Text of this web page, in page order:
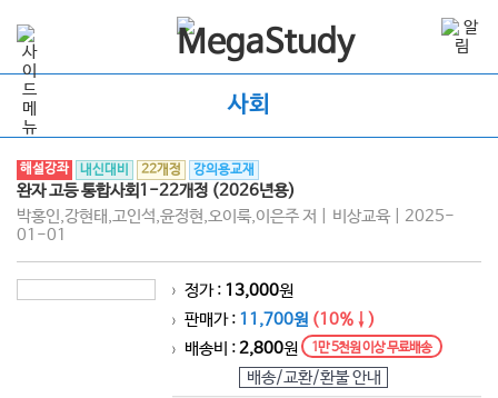
사회
해설강좌 내신대비 22개정 강의용교재
완자 고등 통합사회1-22개정 (2026년용)
박홍인,강현태,고인석,윤정현,오이룩,이은주 저 | 비상교육 | 2025-
01-01
> 정가 : 13,000원
> 판매가 : 11,700원 (10%↓)
> 배송비 :2,800원 1만 5천원 이상 무료배송
배송/교환/환불 안내